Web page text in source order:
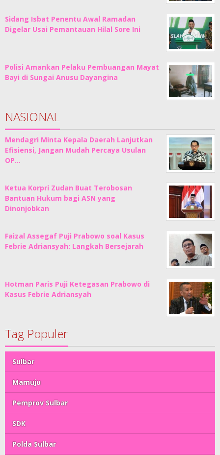
Sidang Isbat Penentu Awal Ramadan
Digelar Usai Pemantauan Hilal Sore Ini
Polisi Amankan Pelaku Pembuangan Mayat
Bayi di Sungai Anusu Dayangina
NASIONAL
Mendagri Minta Kepala Daerah Lanjutkan
Efisiensi, Jangan Mudah Percaya Usulan
OP…
Ketua Korpri Zudan Buat Terobosan
Bantuan Hukum bagi ASN yang
Dinonjobkan
Faizal Assegaf Puji Prabowo soal Kasus
Febrie Adriansyah: Langkah Bersejarah
Hotman Paris Puji Ketegasan Prabowo di
Kasus Febrie Adriansyah
Tag Populer
Sulbar
Mamuju
Pemprov Sulbar
SDK
Polda Sulbar